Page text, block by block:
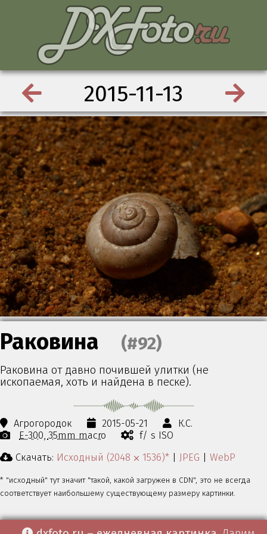
2015-11-13
Раковина (#92)
Раковина от давно почившей улитки (не
ископаемая, хоть и найдена в песке).
Агрогородок 2015-05-21
К.С.
E-300 35mm macro
f/ s ISO
Скачать: Исходный (2048 ⨉ 1536)* | JPEG | WebP
* "исходный" тут значит "такой, какой загружен в CDN", это не всегда
соответствует наибольшему существующему размеру картинки.